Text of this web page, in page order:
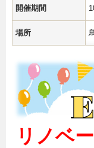
開催期間
場所
リノベ